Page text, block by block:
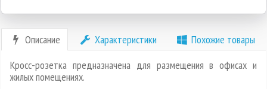
Описание Характеристики
Похожие товары
Кросс-розетка предназначена для размещения в офисах и
жилых помещениях.